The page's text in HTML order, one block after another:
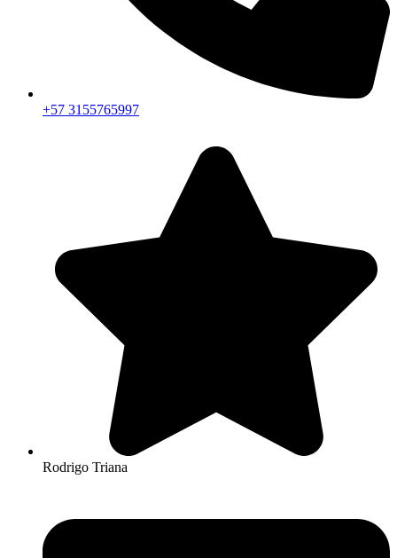
+57 3155765997
Rodrigo Triana